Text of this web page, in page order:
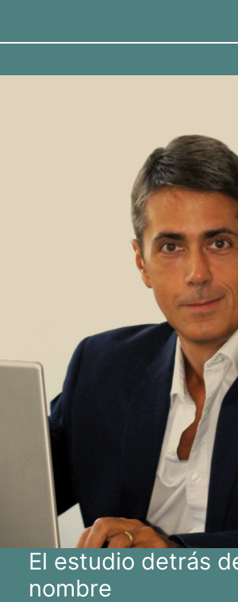
El estudio detrás
nombre